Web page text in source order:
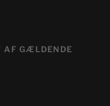
AF GÆLDENDE